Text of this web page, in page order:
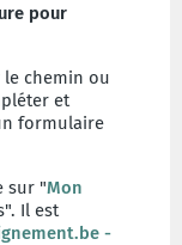
pour
le chemin ou
et
formulaire
sur "Mon
Il est
-